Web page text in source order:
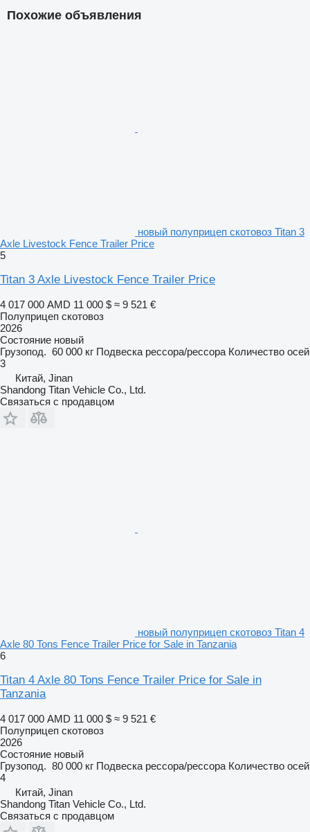
Похожие объявления
новый полуприцеп скотовоз Titan 3
Axle Livestock Fence Trailer Price
5
Titan 3 Axle Livestock Fence Trailer Price
4 017 000 AMD 11 000 $ ≈ 9 521 €
Полуприцеп скотовоз
2026
Состояние новый
Грузопод. 60 000 кг Подвеска рессора/рессора Количество осей
3
Китай, Jinan
Shandong Titan Vehicle Co., Ltd.
Связаться с продавцом
новый полуприцеп скотовоз Titan 4
Axle 80 Tons Fence Trailer Price for Sale in Tanzania
6
Titan 4 Axle 80 Tons Fence Trailer Price for Sale in
Tanzania
4 017 000 AMD 11 000 $ ≈ 9 521 €
Полуприцеп скотовоз
2026
Состояние новый
Грузопод. 80 000 кг Подвеска рессора/рессора Количество осей
4
Китай, Jinan
Shandong Titan Vehicle Co., Ltd.
Связаться с продавцом